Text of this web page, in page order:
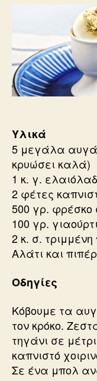
Υλικά
5 μεγάλα
κρυώσει καλά)
1 κ. γ.
2 φέτες
500 γρ. φρέσκο
100 γρ.
2 κ. σ.
Αλάτι και
Οδηγίες
Κόβουμε τα
τον κρόκο.
τηγάνι σε
καπνιστό
Σε ένα μπολ